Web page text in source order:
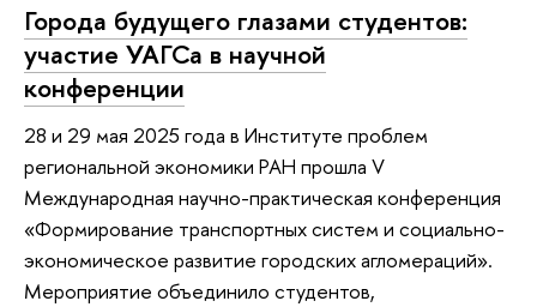
Города будущего глазами студентов:
участие УАГСа в научной
конференции
28 и 29 мая 2025 года в Институте проблем
региональной экономики РАН прошла V
Международная научно-практическая конференция
«Формирование транспортных систем и социально-
экономическое развитие городских агломераций».
Мероприятие объединило студентов,